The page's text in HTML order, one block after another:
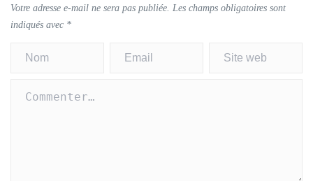
Votre adresse e-mail ne sera pas publiée. Les champs obligatoires sont
indiqués avec *